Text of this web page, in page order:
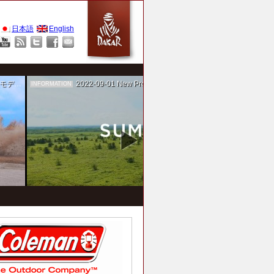
日本語 English
担当 INFORMATION 2022-09-01 New Project！ 未来SUMIKA実験箱